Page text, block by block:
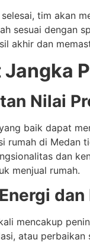
tim akan
sesuai dengan
akhir dan
Nilai
baik dapat
rumah di Medan
dan
menjual rumah.
dan
mencakup
atau